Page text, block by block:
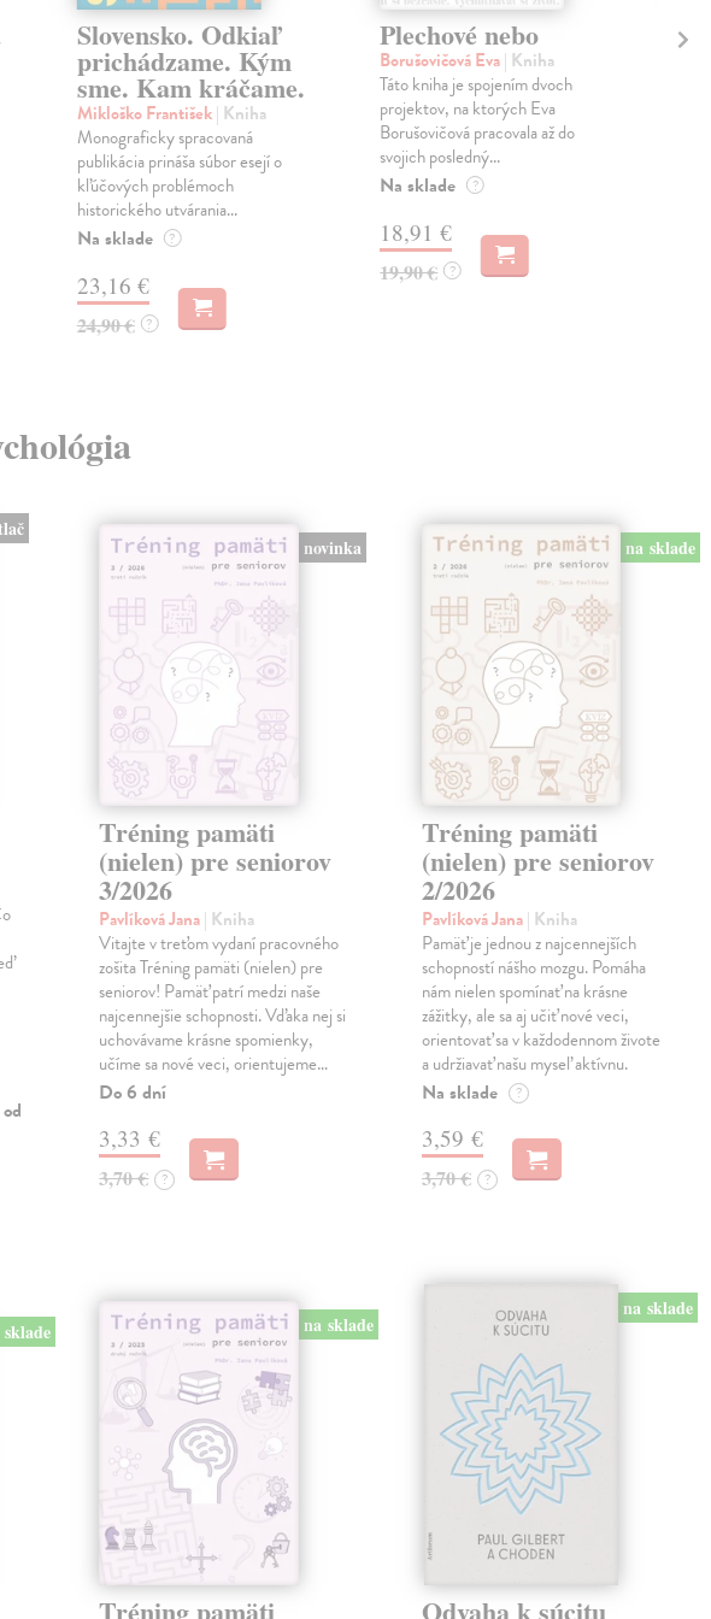
Slovensko. Odkiaľ
prichádzame. Kým
sme. Kam kráčame.
Mikloško František| Kniha
Monograficky spracovaná
publikácia prináša súbor esejí o
kľúčových problémoch
historického utvárania...
Na sklade ?
23,16 €
24,90 € ?
Plechové nebo
Borušovičová Eva| Kniha
Táto kniha je spojením dvoch
projektov, na ktorých Eva
Borušovičová pracovala až do
svojich posledný...
Na sklade ?
18,91 €
19,90 € ?
novinka
Tréning pamäti
(nielen) pre seniorov
3/2026
Pavlíková Jana| Kniha
Vitajte v treťom vydaní pracovného
zošita Tréning pamäti (nielen) pre
seniorov! Pamäť patrí medzi naše
najcennejšie schopnosti. Vďaka nej si
uchovávame krásne spomienky,
učíme sa nové veci, orientujeme…
Do 6 dní
3,33 €
3,70 € ?
na sklade
Tréning pamäti
(nielen) pre seniorov
2/2026
Pavlíková Jana| Kniha
Pamäť je jednou z najcennejších
schopností nášho mozgu. Pomáha
nám nielen spomínať na krásne
zážitky, ale sa aj učiť nové veci,
orientovať sa v každodennom živote
a udržiavať našu myseľ aktívnu.
Na sklade ?
3,59 €
3,70 € ?
na sklade
na sklade